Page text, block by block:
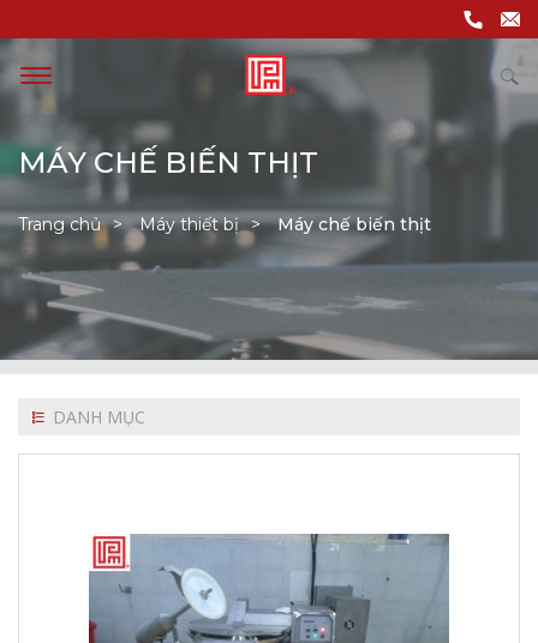
MÁY CHẾ BIẾN THỊT
Trang chủ Máy thiết bị Máy chế biến thịt
DANH MỤC